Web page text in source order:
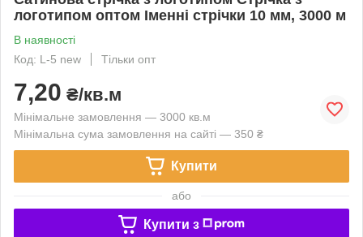
логотипом оптом Іменні стрічки 10 мм, 3000 м
В наявності
Код: L-5 new
Тільки опт
7,20 ₴/кв.м
Мінімальне замовлення — 3000 кв.м
Мінімальна сума замовлення на сайті — 350 ₴
Купити
або
Купити з